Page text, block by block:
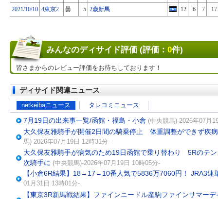
2021/10/10 4東京2 曇 5 2歳新馬 12 6 7
みんなのディサイド評価 (評価： 0件)
皆さまからのレビュー評価をお待ちしております！
ディサイド関連ニュース
netkeibaニュース タレコミニュース
7月19日の出来事一覧/函館・福島・小倉 (中央競馬)-2026年07月
大久保友雅騎手が開催2日間の騎乗停止 体重調整ができず疾
馬)-2026年07月19日 12時31分-
大久保友雅騎手が病気のため19日函館で乗り替わり 5Rのテ
次騎手に (中央競馬)-2026年07月19日 10時05分-
【小倉6R結果】18→17→10番人気で5836万7060円！ JRA3連
01月31日 13時01分-
【東京3R新馬戦結果】ファインニードル産駒ファインサマー